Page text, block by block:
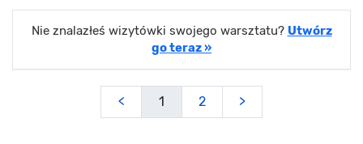
Nie znalazłeś wizytówki swojego warsztatu? Utwórz
go teraz »
< 1 2 >